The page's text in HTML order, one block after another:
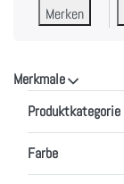
Merken
Merkmale
Produktkategorie
Farbe